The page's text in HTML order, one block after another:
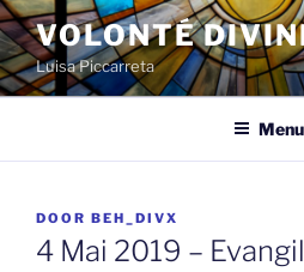
Spring
naar
de
inhoud
VOLONTÉ
Luisa Piccarreta
Menu
GEPLAATST
OP
DOOR BEH_DIVX
4 Mai 2019 –